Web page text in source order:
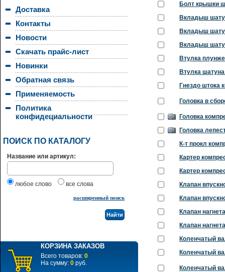
Доставка
Контакты
Новости
Скачать прайс-лист
Новинки
Обратная связь
Применяемость
Политика
конфидециальности
ПОИСК ПО КАТАЛОГУ
Название или артикул:
любое слово все слова
расширенный поиск
КОРЗИНА ЗАКАЗОВ
Всего товаров: 0
На сумму: 0 руб.
Болт крышки
Вкладыш
Вкладыш
Вкладыш
Втулка
Втулка
Гнездо штока
Головка в
Головка
Головка
К-т прокл
Картер
Картер
Клапан
Клапан
Клапан
Клапан
Коленчатый
Коленчатый
Коленчатый